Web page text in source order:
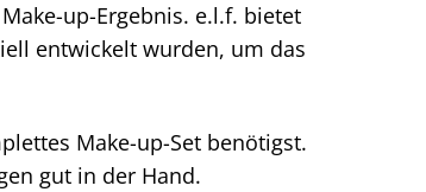
up-Ergebnis. e.l.f. bietet
entwickelt wurden, um das
Make-up-Set benötigst.
gut in der Hand.